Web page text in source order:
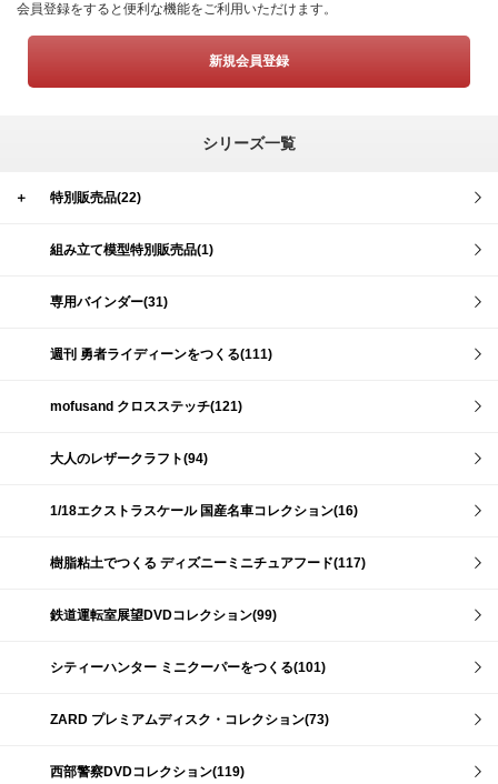
会員登録をすると便利な機能をご利用いただけます。
新規会員登録
シリーズ一覧
＋ 特別販売品(22)
組み立て模型特別販売品(1)
専用バインダー(31)
週刊 勇者ライディーンをつくる(111)
mofusand クロスステッチ(121)
大人のレザークラフト(94)
1/18エクストラスケール 国産名車コレクション(16)
樹脂粘土でつくる ディズニーミニチュアフード(117)
鉄道運転室展望DVDコレクション(99)
シティーハンター ミニクーパーをつくる(101)
ZARD プレミアムディスク・コレクション(73)
西部警察DVDコレクション(119)